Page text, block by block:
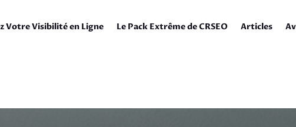
Votre Visibilité en Ligne Le Pack Extrême de CRSEO Articles